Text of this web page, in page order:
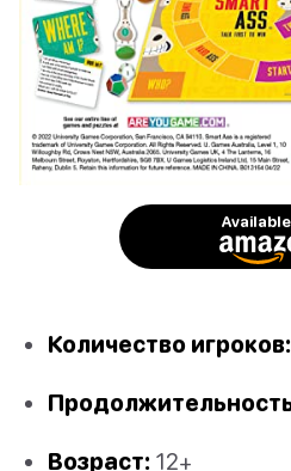
Количество игроков:
Возраст: 12+